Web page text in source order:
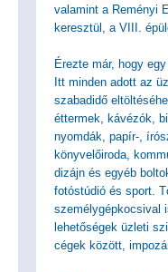
valamint a Reményi
keresztül, a VIII.
Érezte már, hogy
Itt minden adott az
szabadidő
éttermek, kávézók,
nyomdák, papír-,
könyvelőiroda,
dizájn és egyéb
fotóstúdió és sport.
személygépkocsival
lehetőségek üzleti
cégek között,